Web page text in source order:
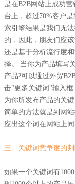
是在B2B网站上成功
台上，超过70%客户
索引擎结果是我们无
的，因此，朋友们应
还是基于分析流行度
择。 当你为产品填写
产品?可以通过外贸
击"更多关键词"输入
为你所发布产品的关
简单的方法就是到网
应出这个词在网站上
三、关键词竞争度的
如果一个关键词有